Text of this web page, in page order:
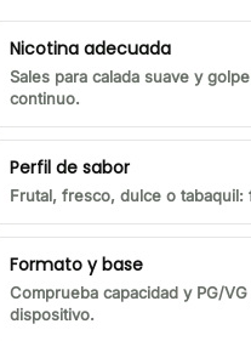
Nicotina adecuada
Sales para calada suave y
continuo.
Perfil de sabor
Frutal, fresco, dulce o
Formato y base
Comprueba capacidad y PG/
dispositivo.